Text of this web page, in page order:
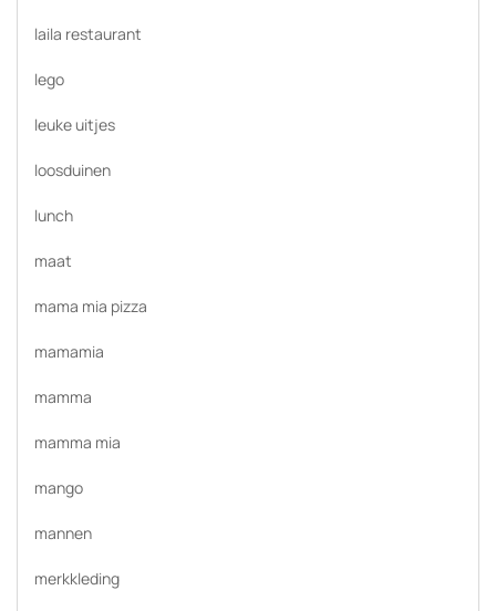
laila restaurant
lego
leuke uitjes
loosduinen
lunch
maat
mama mia pizza
mamamia
mamma
mamma mia
mango
mannen
merkkleding